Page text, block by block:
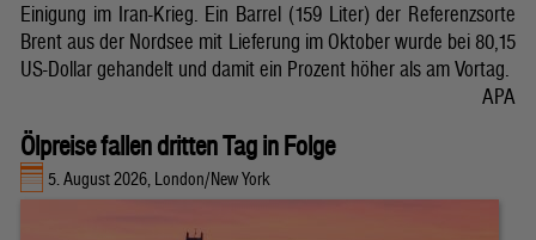
Einigung im Iran-Krieg. Ein Barrel (159 Liter) der Referenzsorte
Brent aus der Nordsee mit Lieferung im Oktober wurde bei 80,15
US-Dollar gehandelt und damit ein Prozent höher als am Vortag.
APA
Ölpreise fallen dritten Tag in Folge
5. August 2026, London/New York